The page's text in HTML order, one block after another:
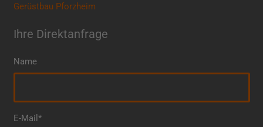
Gerüstbau Pforzheim
Ihre Direktanfrage
Name
E-Mail*